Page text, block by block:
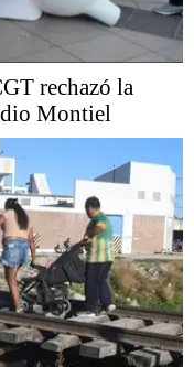
rechazó la
Montiel